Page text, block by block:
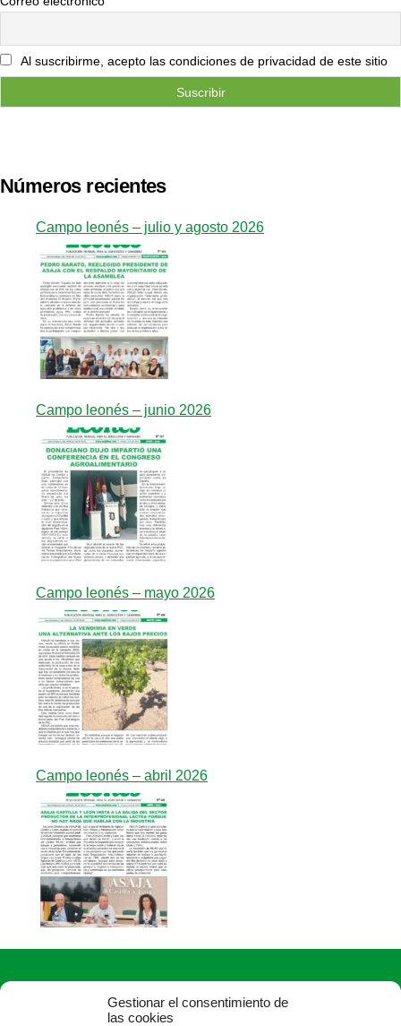
Gestionar el consentimiento de
las cookies
Al suscribirme, acepto las condiciones de privacidad de este sitio
Números recientes
Campo leonés – julio y agosto 2026
Campo leonés – junio 2026
Campo leonés – mayo 2026
Campo leonés – abril 2026